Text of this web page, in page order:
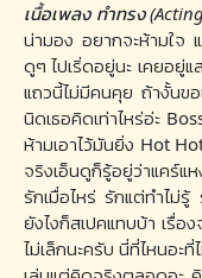
เนื้อเพลง ทำทรง
น่ามอง อยากจะห้ามใจ
ดูๆ ไปเริ่ดอยู่นะ เคยอยู่
แถวนี้ไม่มีคนคุย ถ้างั้นข
นิดเธอคิดเท่าไหร่อ่ะ
ห้ามเอาไว้มันยิ่ง Hot
จริงเอ็นดูก็รู้อยู่ว่าแคร์แ
รักเมื่อไหร่ รักแต่ทำไม่รู้
ยังไงก็สเปคแทบบ้า เรื่อ
ไม่เล็กนะครับ นี่ที่ไหนอะ